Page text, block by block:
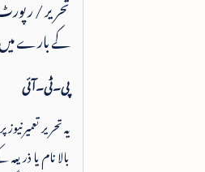
تحریر /
کے بارے
پی۔ٹی۔آئی
یہ تحریر
بالا نام یا